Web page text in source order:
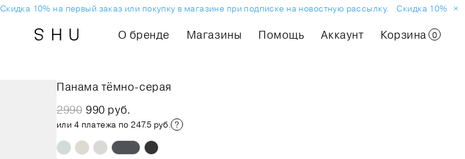
Скидка 10% на первый заказ или покупку в магазине при подписке на новостную рассылку. Скидка 10% на
О бренде Магазины Помощь Аккаунт Корзина 0
Панама тёмно-серая
2990 990 руб.
или 4 платежа по 247.5 руб.